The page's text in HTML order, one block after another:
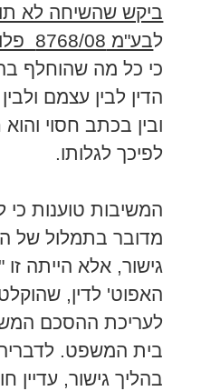
ביקש שהשיחה לא
לבע"מ 8768/08 פלוני נ' פלונית
כי כל מה שהוחלף
הדין לבין עצמם
ובין בכתב חסוי והוא
לפיכך לגלותו.
המשיבות טוענות כי
מדובר בתמלול של
גישור, אלא הייתה
האפוט' לדין,
לעריכת ההסכם
בית המשפט.
בהליך גישור,